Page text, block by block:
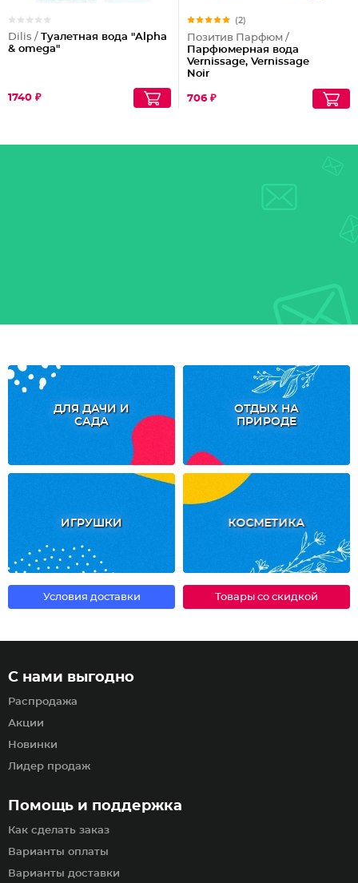
Dilis / Туалетная вода "Alpha
& omega"
1740 ₽
(2)
Позитив Парфюм /
Парфюмерная вода
Vernissage, Vernissage
Noir
706 ₽
ДЛЯ ДАЧИ И
САДА
ОТДЫХ НА
ПРИРОДЕ
ИГРУШКИ КОСМЕТИКА
Условия доставки Товары со скидкой
Помощь и поддержка
Как сделать заказ
Варианты оплаты
Варианты доставки
С нами выгодно
Распродажа
Акции
Новинки
Лидер продаж